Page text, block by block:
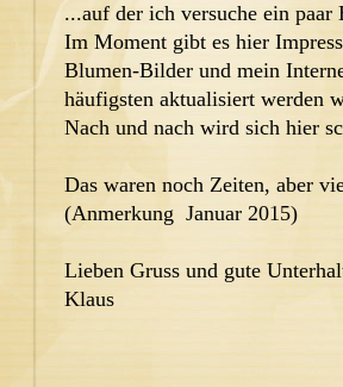
...auf der ich versuche ein
Im Moment gibt es hier
Blumen-Bilder und mein
häufigsten aktualisiert werden
Nach und nach wird sich hier
Das waren noch Zeiten, aber
(Anmerkung Januar 2015)
Lieben Gruss und gute
Klaus